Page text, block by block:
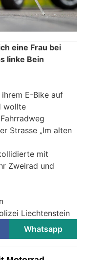
eine Frau bei
linke Bein
E-Bike auf
wollte
Strasse „Im alten
mit
Zweirad und
Liechtenstein
Whatsapp